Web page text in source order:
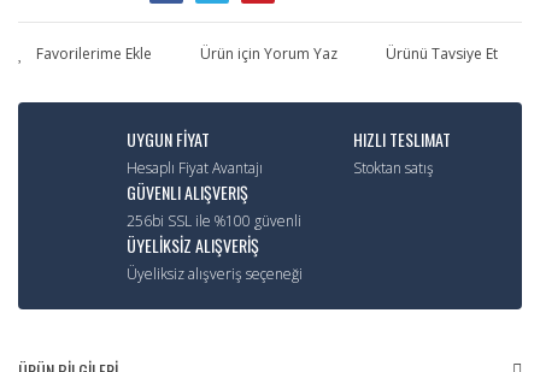
Ürün için Yorum Yaz Ürünü Tavsiye Et
UYGUN FİYAT
Hesaplı Fiyat Avantajı
HIZLI TESLIMAT
Stoktan satış
GÜVENLI ALIŞVERIŞ
256bi SSL ile %100 güvenli
ÜYELİKSİZ ALIŞVERİŞ
Üyeliksiz alışveriş seçeneği